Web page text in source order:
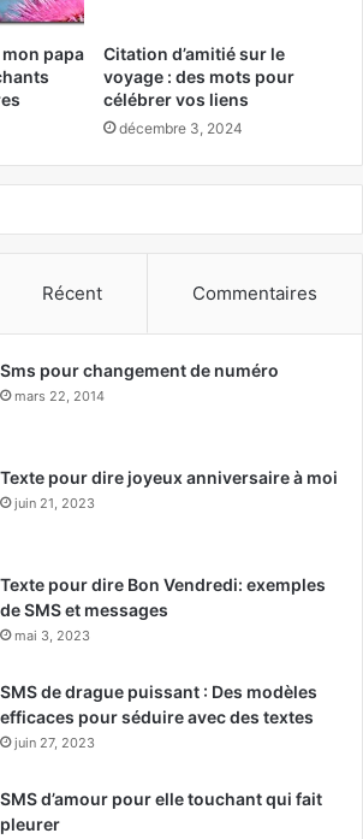
mon papa
Citation d’amitié sur le
voyage : des mots pour
célébrer vos liens
décembre 3, 2024
Récent Commentaires
Sms pour changement de numéro
mars 22, 2014
Texte pour dire joyeux anniversaire à moi
juin 21, 2023
Texte pour dire Bon Vendredi: exemples
de SMS et messages
mai 3, 2023
SMS de drague puissant : Des modèles
efficaces pour séduire avec des textes
juin 27, 2023
SMS d’amour pour elle touchant qui fait
pleurer